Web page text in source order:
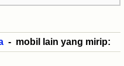
- mobil lain yang mirip: